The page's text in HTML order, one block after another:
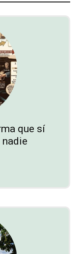
que sí